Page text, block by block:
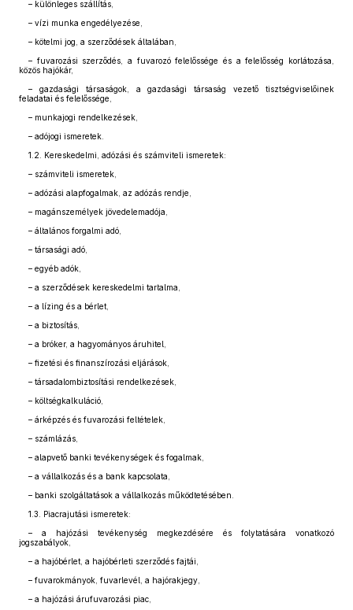
– különleges szállítás,
– vízi munka engedélyezése,
– kötelmi jog, a szerződések általában,
– fuvarozási szerződés, a fuvarozó felelőssége és a felelősség korlátozása,
közös hajókár,
– gazdasági társaságok, a gazdasági társaság vezető tisztségviselőinek
feladatai és felelőssége,
– munkajogi rendelkezések,
– adójogi ismeretek.
1.2. Kereskedelmi, adózási és számviteli ismeretek:
– számviteli ismeretek,
– adózási alapfogalmak, az adózás rendje,
– magánszemélyek jövedelemadója,
– általános forgalmi adó,
– társasági adó,
– egyéb adók,
– a szerződések kereskedelmi tartalma,
– a lízing és a bérlet,
– a biztosítás,
– a bróker, a hagyományos áruhitel,
– fizetési és finanszírozási eljárások,
– társadalombiztosítási rendelkezések,
– költségkalkuláció,
– árképzés és fuvarozási feltételek,
– számlázás,
– alapvető banki tevékenységek és fogalmak,
– a vállalkozás és a bank kapcsolata,
– banki szolgáltatások a vállalkozás működtetésében.
1.3. Piacrajutási ismeretek:
– a hajózási tevékenység megkezdésére és folytatására vonatkozó
jogszabályok,
– a hajóbérlet, a hajóbérleti szerződés fajtái,
– fuvarokmányok, fuvarlevél, a hajórakjegy,
– a hajózási árufuvarozási piac,